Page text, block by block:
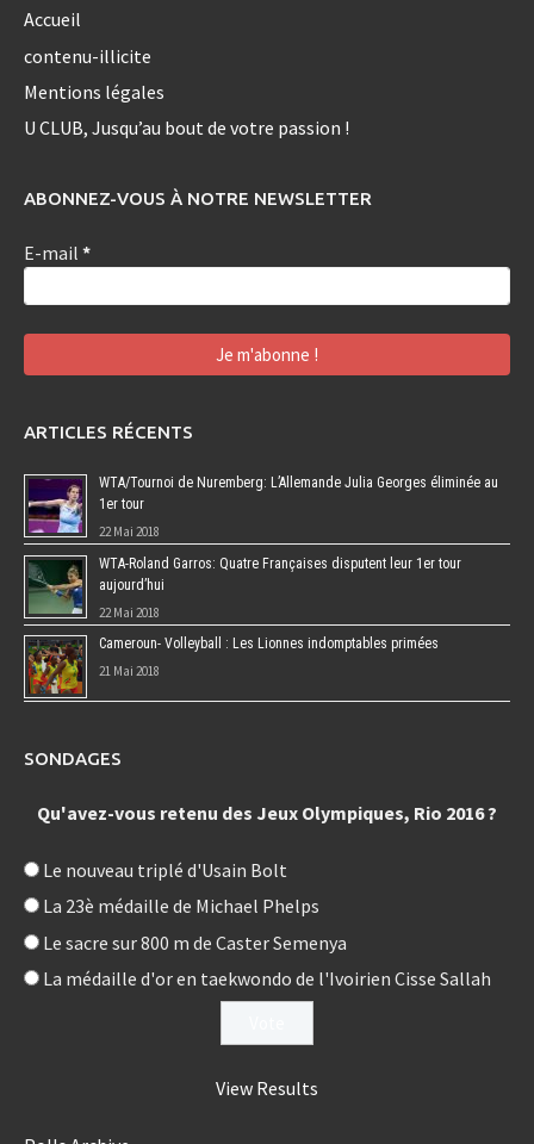
Accueil
contenu-illicite
Mentions légales
U CLUB, Jusqu’au bout de votre passion !
ABONNEZ-VOUS À NOTRE NEWSLETTER
E-mail *
ARTICLES RÉCENTS
WTA/Tournoi de Nuremberg: L’Allemande Julia Georges éliminée au
1er tour
22 Mai 2018
WTA-Roland Garros: Quatre Françaises disputent leur 1er tour
aujourd’hui
22 Mai 2018
Cameroun- Volleyball : Les Lionnes indomptables primées
21 Mai 2018
SONDAGES
Qu'avez-vous retenu des Jeux Olympiques, Rio 2016 ?
Le nouveau triplé d'Usain Bolt
La 23è médaille de Michael Phelps
Le sacre sur 800 m de Caster Semenya
La médaille d'or en taekwondo de l'Ivoirien Cisse Sallah
View Results